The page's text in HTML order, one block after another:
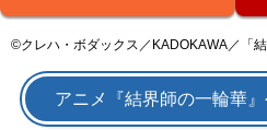
©クレハ・ボダックス／KADOKAWA／「
アニメ『結界師の一輪華